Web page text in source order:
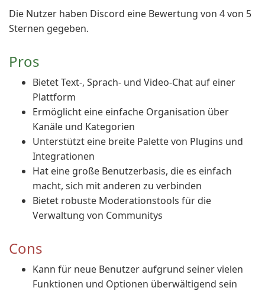
Die Nutzer haben Discord eine Bewertung von 4 von 5
Sternen gegeben.
Pros
Bietet Text-, Sprach- und Video-Chat auf einer
Plattform
Ermöglicht eine einfache Organisation über
Kanäle und Kategorien
Unterstützt eine breite Palette von Plugins und
Integrationen
Hat eine große Benutzerbasis, die es einfach
macht, sich mit anderen zu verbinden
Bietet robuste Moderationstools für die
Verwaltung von Communitys
Cons
Kann für neue Benutzer aufgrund seiner vielen
Funktionen und Optionen überwältigend sein